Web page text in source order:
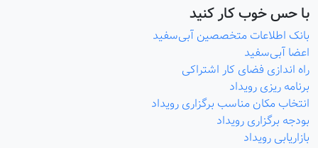
با حس خوب کار کنید
بانک اطلاعات متخصصین آبی‌سفید
اعضا آبی‌سفید
راه اندازی فضای کار اشتراکی
برنامه ریزی رویداد
انتخاب مکان مناسب برگزاری رویداد
بودجه برگزاری رویداد
بازاریابی رویداد